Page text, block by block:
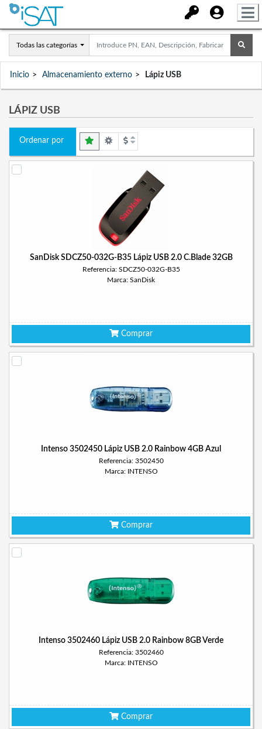
Todas las categorías
Inicio Almacenamiento externo Lápiz USB
LÁPIZ USB
Ordenar por
SanDisk SDCZ50-032G-B35 Lápiz USB 2.0 C.Blade 32GB
Referencia: SDCZ50-032G-B35
Marca: SanDisk
Comprar
Intenso 3502450 Lápiz USB 2.0 Rainbow 4GB Azul
Referencia: 3502450
Marca: INTENSO
Comprar
Intenso 3502460 Lápiz USB 2.0 Rainbow 8GB Verde
Referencia: 3502460
Marca: INTENSO
Comprar